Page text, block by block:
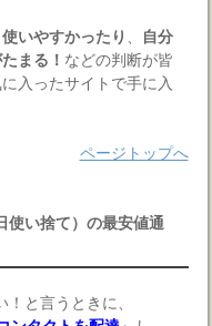
使いやすかったり
自分
まる！ などの判断が皆
入ったサイトで手に入
ページトップへ
い捨て）の最安値通
と言うときに、